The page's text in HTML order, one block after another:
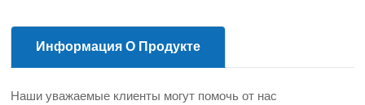
Информация О Продукте
Наши уважаемые клиенты могут помочь от нас